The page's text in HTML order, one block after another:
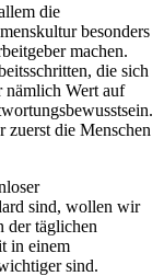
die
besonders
machen.
die sich
nämlich Wert auf
zuerst die Menschen
sind, wollen wir
der täglichen
in einem
sind.